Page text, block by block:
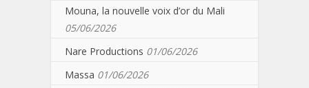
Mouna, la nouvelle voix d’or du Mali
05/06/2026
Nare Productions 01/06/2026
Massa 01/06/2026